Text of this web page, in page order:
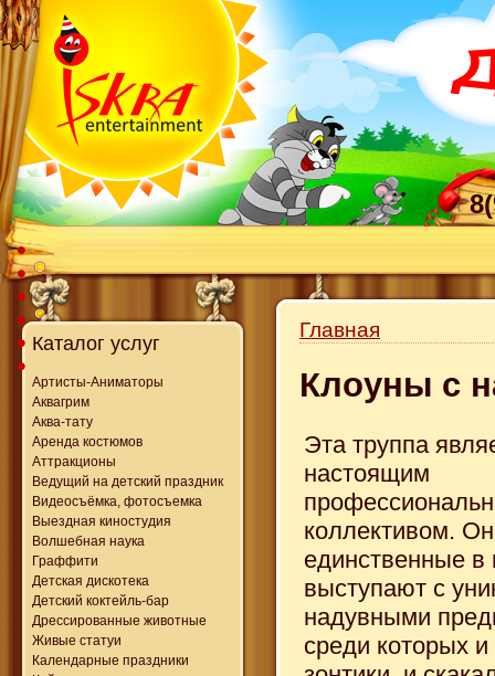
Каталог услуг
Артисты-Аниматоры
Аквагрим
Аква-тату
Аренда костюмов
Аттракционы
Ведущий на детский праздник
Видеосъёмка, фотосъемка
Выездная киностудия
Волшебная наука
Граффити
Детская дискотека
Детский коктейль-бар
Дрессированные животные
Живые статуи
Календарные праздники
Главная
Клоуны с
Эта труппа
настоящим
коллективом.
единственные в
выступают с
надувными
среди которых